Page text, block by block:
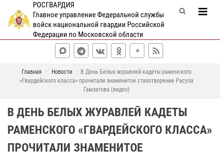
РОСГВАРДИЯ
Главное управление Федеральной службы
войск национальной гвардии Российской
Федерации по Московской области
Главная Новости
В День Белых журавлей кадеты раменского
«Гвардейского класса» прочитали знаменитое стихотворение Расула
Гамзатова (видео)
В ДЕНЬ БЕЛЫХ ЖУРАВЛЕЙ КАДЕТЫ
РАМЕНСКОГО «ГВАРДЕЙСКОГО КЛАССА»
ПРОЧИТАЛИ ЗНАМЕНИТОЕ